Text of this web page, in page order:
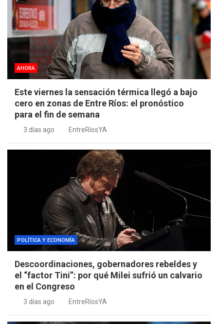
AHORA
Este viernes la sensación térmica llegó a bajo
cero en zonas de Entre Ríos: el pronóstico
para el fin de semana
3 días ago EntreRíosYA
POLÍTICA Y ECONOMÍA
Descoordinaciones, gobernadores rebeldes y
el “factor Tini”: por qué Milei sufrió un calvario
en el Congreso
3 días ago EntreRíosYA